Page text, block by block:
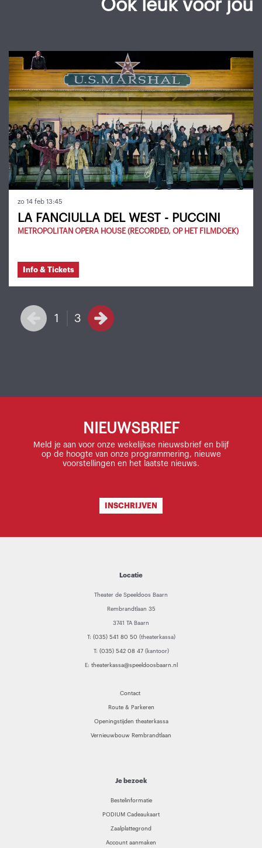
Ook leuk voor jou
LA FANCIULLA DEL WEST - PUCCINI
METROPOLITAN OPERA HOUSE (RECORDED, OP HET FILMDOEK)
zo 14 feb 13:45
Info & Tickets
1 3
NIEUWSBRIEF
Meld je aan voor onze wekelijkse nieuwsbrief en blijf
op de hoogte van onze programmering, nieuwe
voorstellingen en het laatste nieuws.
INSCHRIJVEN
Locatie
Theater de Speeldoos Baarn
Rembrandtlaan 35
3741 TA Baarn
T: (035) 541 80 50 (theaterkassa)
T: (035) 542 08 47(kantoor)
E: theaterkassa@speeldoosbaarn.nl
Contact
Route & Parkeren
Openingstijden theaterkassa
Vernieuwbouw Rembrandtlaan
Je bezoek
Bestelinformatie
PODIUM Cadeaukaart
Zaalplattegrond
Account aanmaken